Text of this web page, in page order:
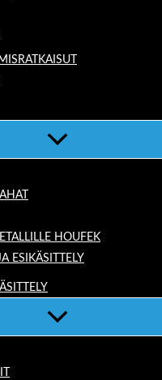
HOUFEK
ESIKÄSITTELY